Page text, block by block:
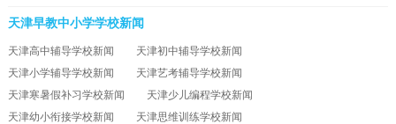
天津早教中小学学校新闻
天津高中辅导学校新闻
天津初中辅导学校新闻
天津小学辅导学校新闻
天津艺考辅导学校新闻
天津寒暑假补习学校新闻
天津少儿编程学校新闻
天津幼小衔接学校新闻
天津思维训练学校新闻